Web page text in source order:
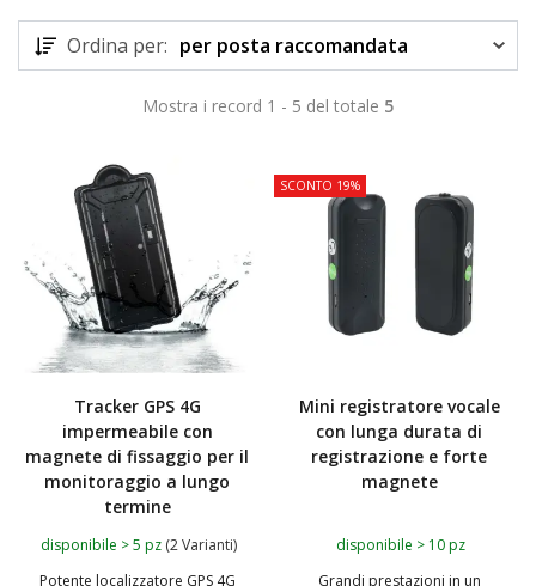
Ordina per: per posta raccomandata
Mostra i record 1 - 5 del totale 5
Tracker GPS 4G
impermeabile con
magnete di fissaggio per il
monitoraggio a lungo
termine
disponibile > 5 pz (2 Varianti)
Potente localizzatore GPS 4G
SCONTO 19%
Mini registratore vocale
con lunga durata di
registrazione e forte
magnete
disponibile > 10 pz
Grandi prestazioni in un